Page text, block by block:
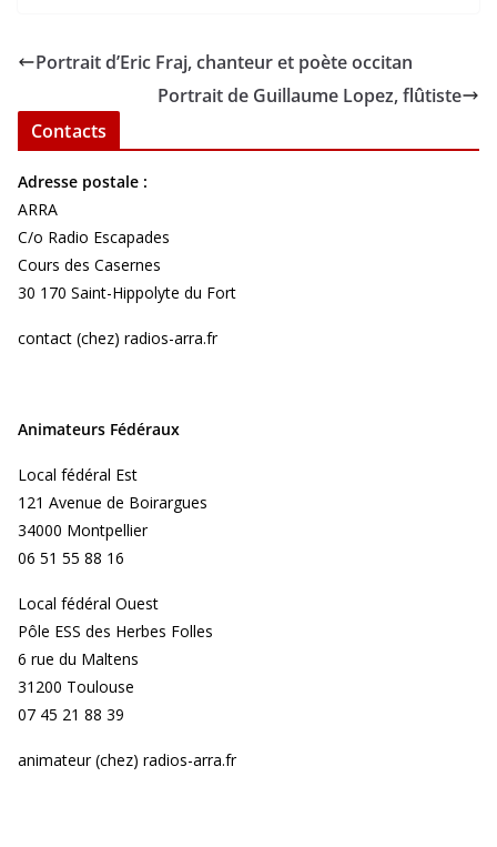
Portrait d’Eric Fraj, chanteur et poète occitan
Portrait de Guillaume Lopez, flûtiste
Contacts
Adresse postale :
ARRA
C/o Radio Escapades
Cours des Casernes
30 170 Saint-Hippolyte du Fort
contact (chez) radios-arra.fr
Animateurs Fédéraux
Local fédéral Est
121 Avenue de Boirargues
34000 Montpellier
06 51 55 88 16
Local fédéral Ouest
Pôle ESS des Herbes Folles
6 rue du Maltens
31200 Toulouse
07 45 21 88 39
animateur (chez) radios-arra.fr